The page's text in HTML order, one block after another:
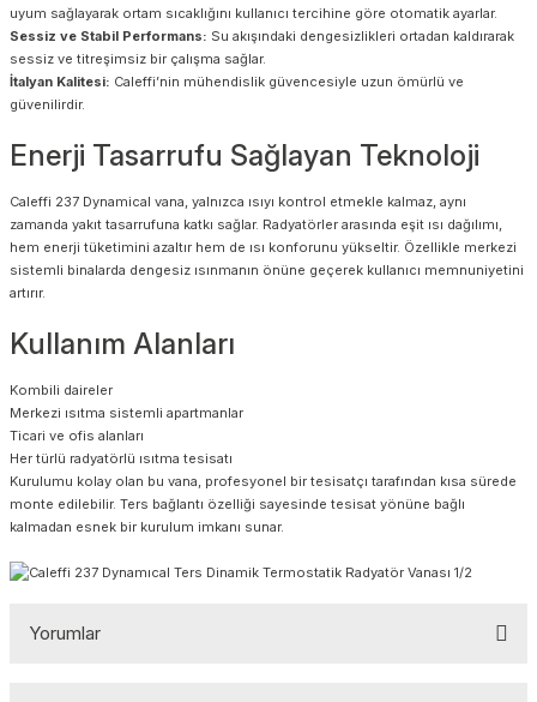
uyum sağlayarak ortam sıcaklığını kullanıcı tercihine göre otomatik ayarlar.
Sessiz ve Stabil Performans: Su akışındaki dengesizlikleri ortadan kaldırarak
sessiz ve titreşimsiz bir çalışma sağlar.
İtalyan Kalitesi: Caleffi’nin mühendislik güvencesiyle uzun ömürlü ve
güvenilirdir.
Enerji Tasarrufu Sağlayan Teknoloji
Caleffi 237 Dynamical vana, yalnızca ısıyı kontrol etmekle kalmaz, aynı
zamanda yakıt tasarrufuna katkı sağlar. Radyatörler arasında eşit ısı dağılımı,
hem enerji tüketimini azaltır hem de ısı konforunu yükseltir. Özellikle merkezi
sistemli binalarda dengesiz ısınmanın önüne geçerek kullanıcı memnuniyetini
artırır.
Kullanım Alanları
Kombili daireler
Merkezi ısıtma sistemli apartmanlar
Ticari ve ofis alanları
Her türlü radyatörlü ısıtma tesisatı
Kurulumu kolay olan bu vana, profesyonel bir tesisatçı tarafından kısa sürede
monte edilebilir. Ters bağlantı özelliği sayesinde tesisat yönüne bağlı
kalmadan esnek bir kurulum imkanı sunar.
Yorumlar